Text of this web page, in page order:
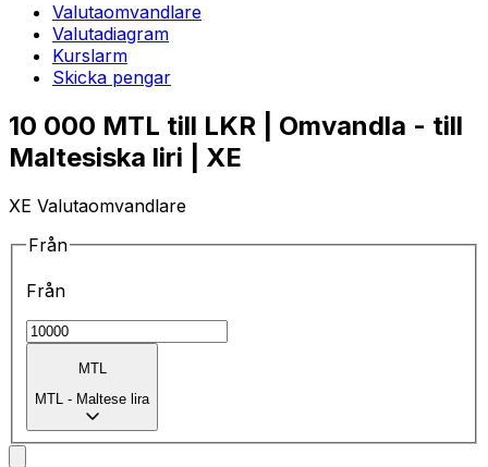
Valutaomvandlare
Valutadiagram
Kurslarm
Skicka pengar
10 000 MTL till LKR | Omvandla - till
Maltesiska liri | XE
XE Valutaomvandlare
Från
Från
MTL
MTL - Maltese lira